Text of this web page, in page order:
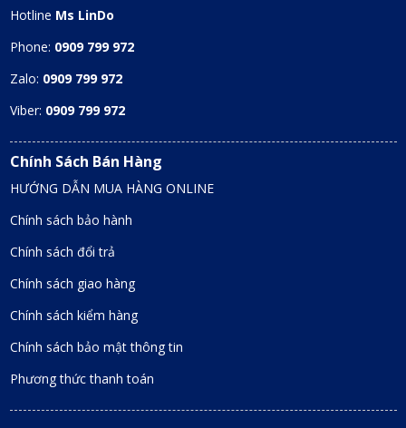
Hotline Ms LinDo
Phone: 0909 799 972
Zalo: 0909 799 972
Viber: 0909 799 972
Chính Sách Bán Hàng
HƯỚNG DẪN MUA HÀNG ONLINE
Chính sách bảo hành
Chính sách đổi trả
Chính sách giao hàng
Chính sách kiểm hàng
Chính sách bảo mật thông tin
Phương thức thanh toán